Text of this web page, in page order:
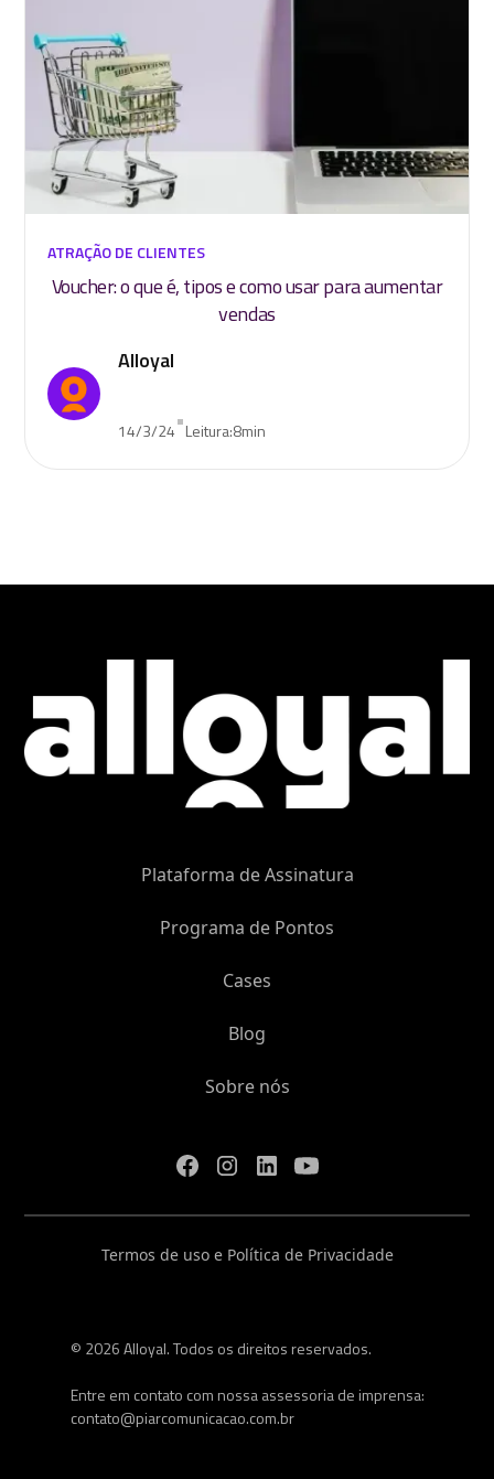
ATRAÇÃO DE CLIENTES
Voucher: o que é, tipos e como usar para aumentar
vendas
Alloyal
14/3/24•Leitura:8min
Plataforma de Assinatura
Programa de Pontos
Cases
Blog
Sobre nós
© 2026 Alloyal. Todos os direitos reservados.
Entre em contato com nossa assessoria de imprensa:
contato@piarcomunicacao.com.br
Termos de uso e Política de Privacidade